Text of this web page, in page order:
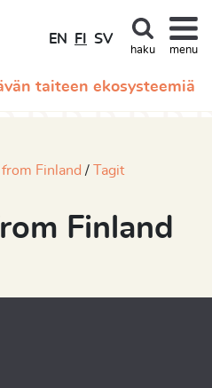
taiteen ekosysteemiä
EN FI SV
haku menu
Finland Tagit
Finland